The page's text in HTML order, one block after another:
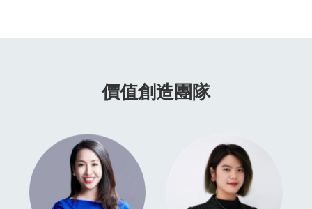
價值創造團隊